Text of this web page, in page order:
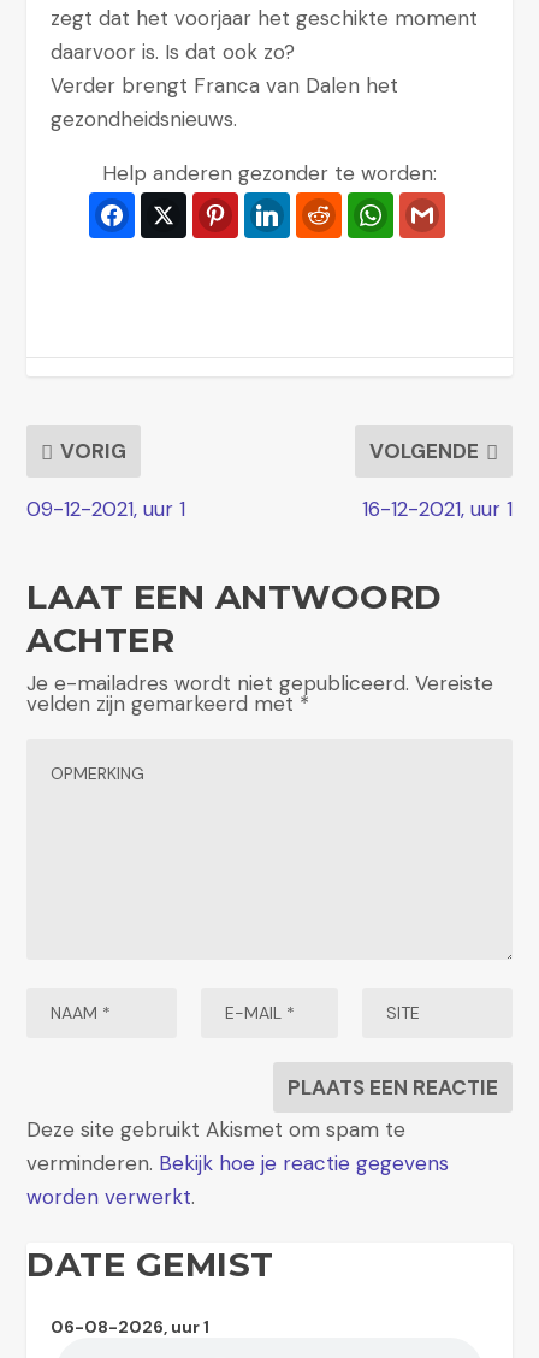
zegt dat het voorjaar het geschikte moment
daarvoor is. Is dat ook zo?
Verder brengt Franca van Dalen het
gezondheidsnieuws.
Help anderen gezonder te worden:
FacebookTwitter PinterestLinkedIn Reddit WhatsApp
VORIG
09-12-2021, uur 1
VOLGENDE
16-12-2021, uur 1
LAAT EEN ANTWOORD
ACHTER
Je e-mailadres wordt niet gepubliceerd. Vereiste
velden zijn gemarkeerd met *
Deze site gebruikt Akismet om spam te
verminderen. Bekijk hoe je reactie gegevens
worden verwerkt.
DATE GEMIST
06-08-2026, uur 1